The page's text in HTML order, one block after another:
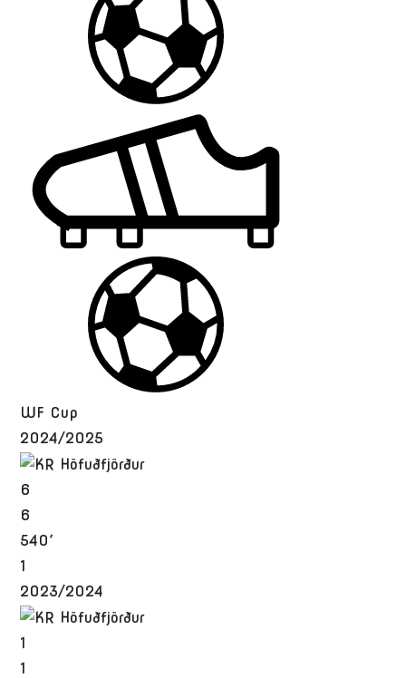
WF Cup
2024/2025
6
6
540′
1
2023/2024
1
1